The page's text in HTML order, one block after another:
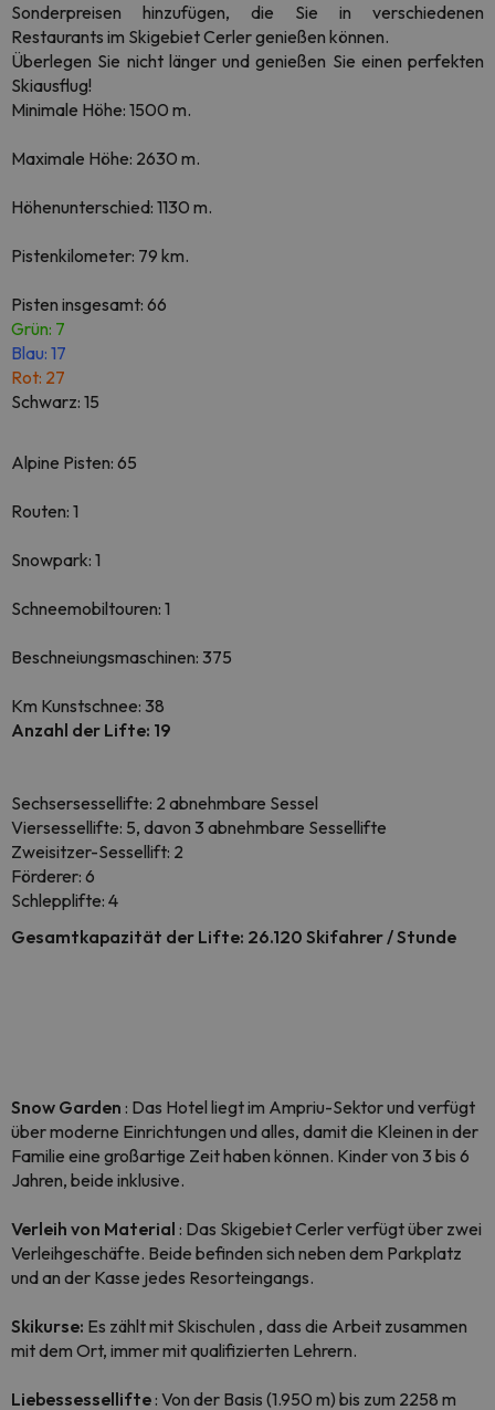
Sonderpreisen hinzufügen, die Sie in verschiedenen
Restaurants im Skigebiet Cerler genießen können.
Überlegen Sie nicht länger und genießen Sie einen perfekten
Skiausflug!
Minimale Höhe: 1500 m.
Maximale Höhe: 2630 m.
Höhenunterschied: 1130 m.
Pistenkilometer: 79 km.
Pisten insgesamt: 66
Grün: 7
Blau: 17
Rot: 27
Schwarz: 15
Alpine Pisten: 65
Routen: 1
Snowpark: 1
Schneemobiltouren: 1
Beschneiungsmaschinen: 375
Km Kunstschnee: 38
Anzahl der Lifte: 19
Sechsersessellifte: 2 abnehmbare Sessel
Viersessellifte: 5, davon 3 abnehmbare Sessellifte
Zweisitzer-Sessellift: 2
Förderer: 6
Schlepplifte: 4
Gesamtkapazität der Lifte: 26.120 Skifahrer / Stunde
Snow Garden : Das Hotel liegt im Ampriu-Sektor und verfügt
über moderne Einrichtungen und alles, damit die Kleinen in der
Familie eine großartige Zeit haben können. Kinder von 3 bis 6
Jahren, beide inklusive.
Verleih von Material : Das Skigebiet Cerler verfügt über zwei
Verleihgeschäfte. Beide befinden sich neben dem Parkplatz
und an der Kasse jedes Resorteingangs.
Skikurse: Es zählt mit Skischulen , dass die Arbeit zusammen
mit dem Ort, immer mit qualifizierten Lehrern.
Liebessessellifte: Von der Basis (1.950 m) bis zum 2258 m